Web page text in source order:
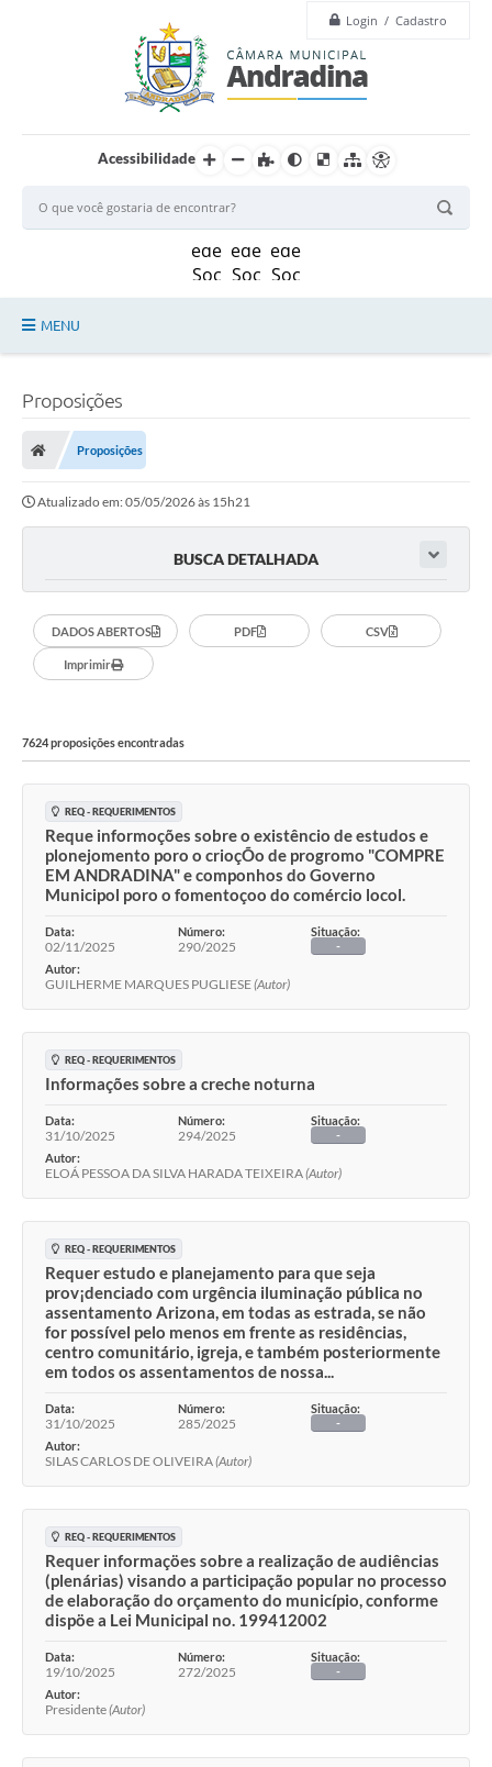
Login / Cadastro
Acessibilidade
MENU
Câmara
Sessão
Prestação de Contas
Notícias
Contato
Galeria de Fotos
Vereadores
Galeria de Presidentes
Mesa Diretora
Legislaturas
Proposições
Contratos
Comissões
Audiências Públicas
Arquivos para Download
Carta de Serviços
Turismo
Obras
Galeria de Vídeos
Secretarias
Contas Públicas
Links
Serviços Online
Telefones Úteis
A Prefeitura
Enquete
Proposições
Proposições
Atualizado em: 05/05/2026 às 15h21
BUSCA DETALHADA
DADOS ABERTOS PDF CSV
Imprimir
7624 proposições encontradas
REQ - REQUERIMENTOS
Reque informoções sobre o existêncio de estudos e
plonejomento poro o crioçÕo de progromo "COMPRE
EM ANDRADINA" e componhos do Governo
Municipol poro o fomentoçoo do comércio locol.
Data:
02/11/2025
Número:
290/2025
Situação:
-
Autor:
GUILHERME MARQUES PUGLIESE(Autor)
REQ - REQUERIMENTOS
Informações sobre a creche noturna
Data:
31/10/2025
Número:
294/2025
Situação:
-
Autor:
ELOÁ PESSOA DA SILVA HARADA TEIXEIRA(Autor)
REQ - REQUERIMENTOS
Requer estudo e planejamento para que seja
prov¡denciado com urgência iluminação pública no
assentamento Arizona, em todas as estrada, se não
for possível pelo menos em frente as residências,
centro comunitário, igreja, e também posteriormente
em todos os assentamentos de nossa...
Data:
31/10/2025
Número:
285/2025
Situação:
-
Autor:
SILAS CARLOS DE OLIVEIRA(Autor)
REQ - REQUERIMENTOS
Requer informaçöes sobre a realização de audiências
(plenárias) visando a participação popular no processo
de elaboração do orçamento do município, conforme
dispöe a Lei Municipal no. 199412002
Data:
19/10/2025
Número:
272/2025
Situação:
-
Autor:
Presidente(Autor)